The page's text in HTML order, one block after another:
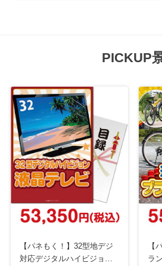
PICKUP
【パネもく！】32型地デジ
対応デジタルハイビジョン
【
ラ